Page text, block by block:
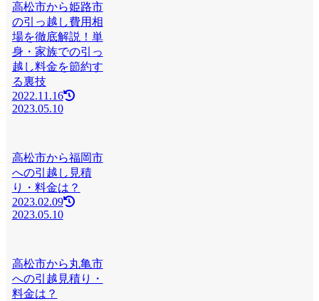
高松市から姫路市
の引っ越し費用相
場を徹底解説！単
身・家族での引っ
越し料金を節約す
る裏技
2022.11.16
2023.05.10
高松市から福岡市
への引越し見積
り・料金は？
2023.02.09
2023.05.10
高松市から丸亀市
への引越見積り・
料金は？